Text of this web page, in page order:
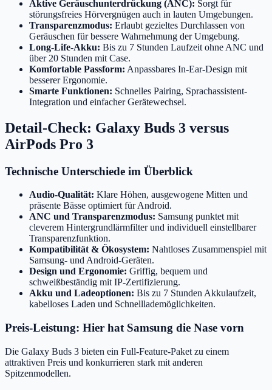
Aktive Geräuschunterdrückung (ANC): Sorgt für
störungsfreies Hörvergnügen auch in lauten Umgebungen.
Transparenzmodus: Erlaubt gezieltes Durchlassen von
Geräuschen für bessere Wahrnehmung der Umgebung.
Long-Life-Akku: Bis zu 7 Stunden Laufzeit ohne ANC und
über 20 Stunden mit Case.
Komfortable Passform: Anpassbares In-Ear-Design mit
besserer Ergonomie.
Smarte Funktionen: Schnelles Pairing, Sprachassistent-
Integration und einfacher Gerätewechsel.
Detail-Check: Galaxy Buds 3 versus
AirPods Pro 3
Technische Unterschiede im Überblick
Audio-Qualität: Klare Höhen, ausgewogene Mitten und
präsente Bässe optimiert für Android.
ANC und Transparenzmodus: Samsung punktet mit
cleverem Hintergrundlärmfilter und individuell einstellbarer
Transparenzfunktion.
Kompatibilität & Ökosystem: Nahtloses Zusammenspiel mit
Samsung- und Android-Geräten.
Design und Ergonomie: Griffig, bequem und
schweißbeständig mit IP-Zertifizierung.
Akku und Ladeoptionen: Bis zu 7 Stunden Akkulaufzeit,
kabelloses Laden und Schnelllademöglichkeiten.
Preis-Leistung: Hier hat Samsung die Nase vorn
Die Galaxy Buds 3 bieten ein Full-Feature-Paket zu einem
attraktiven Preis und konkurrieren stark mit anderen
Spitzenmodellen.